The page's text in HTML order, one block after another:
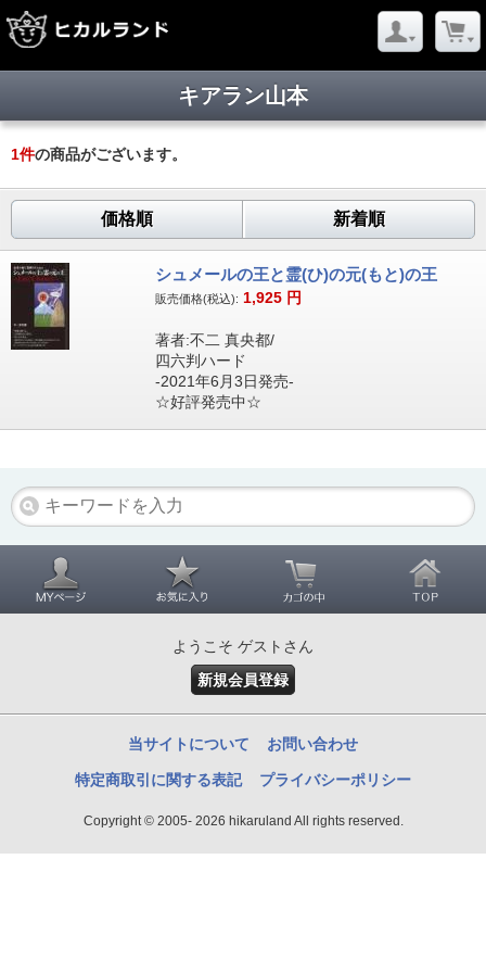
キアラン山本
1件の商品がございます。
価格順 新着順
シュメールの王と霊(ひ)の元(もと)の王
販売価格(税込): 1,925 円
著者:不二 真央都/
四六判ハード
-2021年6月3日発売-
☆好評発売中☆
ようこそ ゲストさん
新規会員登録
当サイトについて お問い合わせ
特定商取引に関する表記 プライバシーポリシー
Copyright © 2005- 2026 hikaruland All rights reserved.